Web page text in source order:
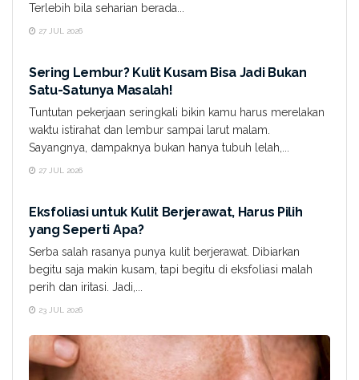
Terlebih bila seharian berada...
27 JUL 2026
Sering Lembur? Kulit Kusam Bisa Jadi Bukan
Satu-Satunya Masalah!
Tuntutan pekerjaan seringkali bikin kamu harus merelakan
waktu istirahat dan lembur sampai larut malam.
Sayangnya, dampaknya bukan hanya tubuh lelah,...
27 JUL 2026
Eksfoliasi untuk Kulit Berjerawat, Harus Pilih
yang Seperti Apa?
Serba salah rasanya punya kulit berjerawat. Dibiarkan
begitu saja makin kusam, tapi begitu di eksfoliasi malah
perih dan iritasi. Jadi,...
23 JUL 2026